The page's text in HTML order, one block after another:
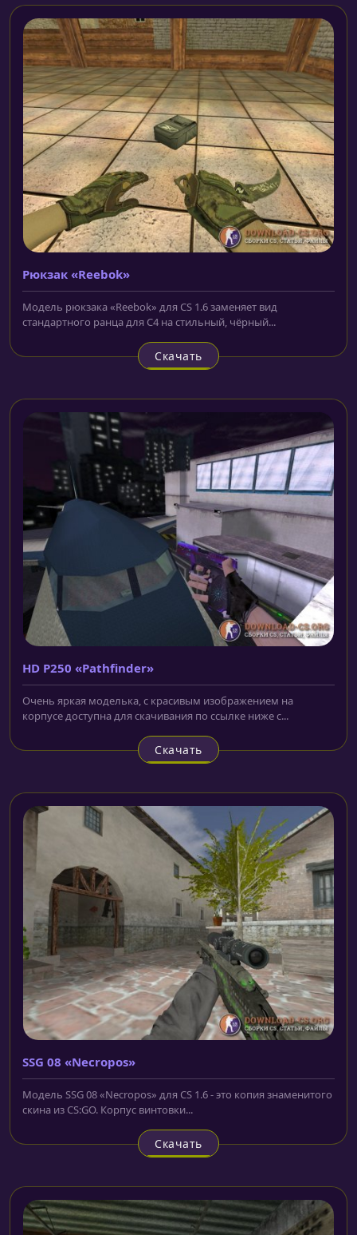
Рюкзак «Reebok»
Модель рюкзака «Reebok» для CS 1.6 заменяет вид
стандартного ранца для C4 на стильный, чёрный...
Скачать
HD P250 «Pathfinder»
Очень яркая моделька, с красивым изображением на
корпусе доступна для скачивания по ссылке ниже с...
Скачать
SSG 08 «Necropos»
Модель SSG 08 «Necropos» для CS 1.6 - это копия знаменитого
скина из CS:GO. Корпус винтовки...
Скачать